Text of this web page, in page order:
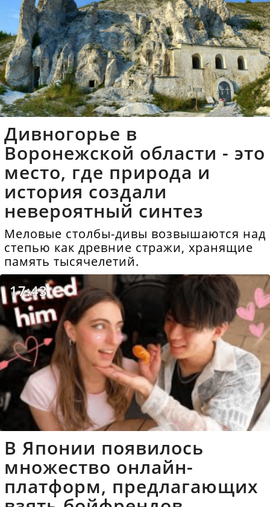
Дивногорье в
Воронежской области - это
место, где природа и
история создали
невероятный синтез
Меловые столбы-дивы возвышаются над
степью как древние стражи, хранящие
память тысячелетий.
17:43
В Японии появилось
множество онлайн-
платформ, предлагающих